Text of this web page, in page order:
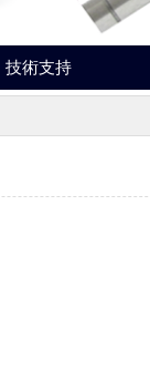
技術支持